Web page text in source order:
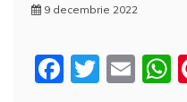
9 decembrie 2022
F
T
E